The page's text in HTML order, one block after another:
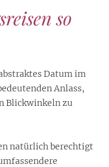
so
Datum im
Anlass,
Blickwinkeln zu
natürlich berechtigt